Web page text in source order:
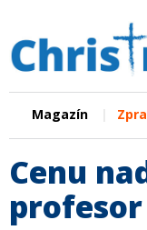
Magazín
Cenu